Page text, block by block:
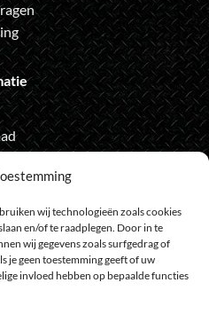
wij technologieën zoals cookies
en/of te raadplegen. Door in te
wij gegevens zoals surfgedrag of
je geen toestemming geeft of uw
invloed hebben op bepaalde functies
de nieuwsbrief
meer mis